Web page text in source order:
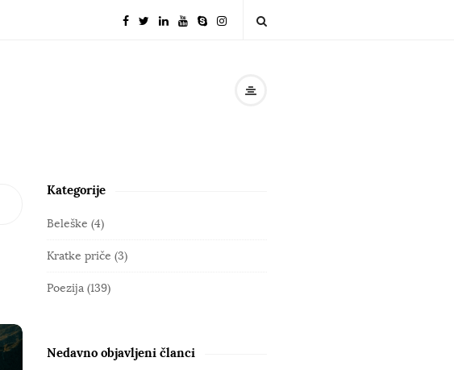
S
i
e
S
e
Kategorije
Beleške (4)
Kratke priče (3)
Poezija(139)
Nedavno objavljeni članci